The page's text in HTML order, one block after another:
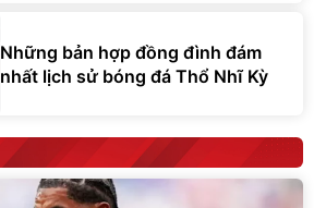
Những bản hợp đồng đình đám
nhất lịch sử bóng đá Thổ Nhĩ Kỳ